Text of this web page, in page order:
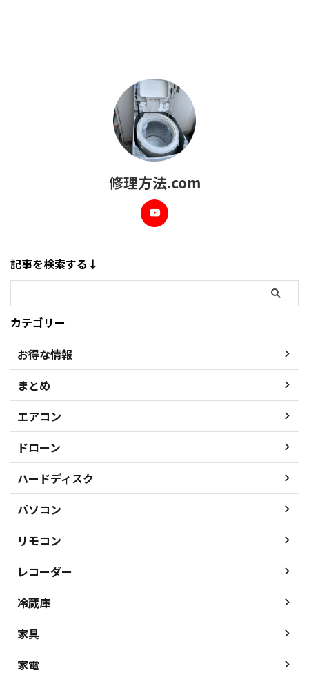
修理方法.com
記事を検索する↓
カテゴリー
お得な情報
まとめ
エアコン
ドローン
ハードディスク
パソコン
リモコン
レコーダー
冷蔵庫
家具
家電